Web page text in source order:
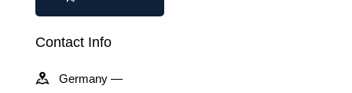
Contact Info
Germany —